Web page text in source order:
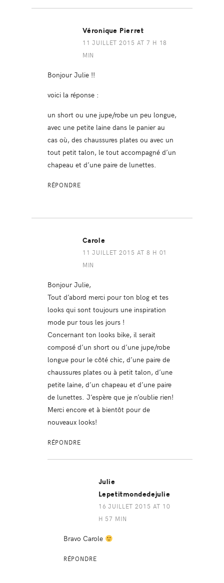
Véronique Pierret
11 JUILLET 2015 AT 7 H 18
MIN
Bonjour Julie !!
voici la réponse :
un short ou une jupe/robe un peu longue,
avec une petite laine dans le panier au
cas où, des chaussures plates ou avec un
tout petit talon, le tout accompagné d’un
chapeau et d’une paire de lunettes.
RÉPONDRE
Carole
11 JUILLET 2015 AT 8 H 01
MIN
Bonjour Julie,
Tout d’abord merci pour ton blog et tes
looks qui sont toujours une inspiration
mode pur tous les jours !
Concernant ton looks bike, il serait
composé d’un short ou d’une jupe/robe
longue pour le côté chic, d’une paire de
chaussures plates ou à petit talon, d’une
petite laine, d’un chapeau et d’une paire
de lunettes. J’espère que je n’oublie rien!
Merci encore et à bientôt pour de
nouveaux looks!
RÉPONDRE
Julie
Lepetitmondedejulie
16 JUILLET 2015 AT 10
H 57 MIN
Bravo Carole
RÉPONDRE